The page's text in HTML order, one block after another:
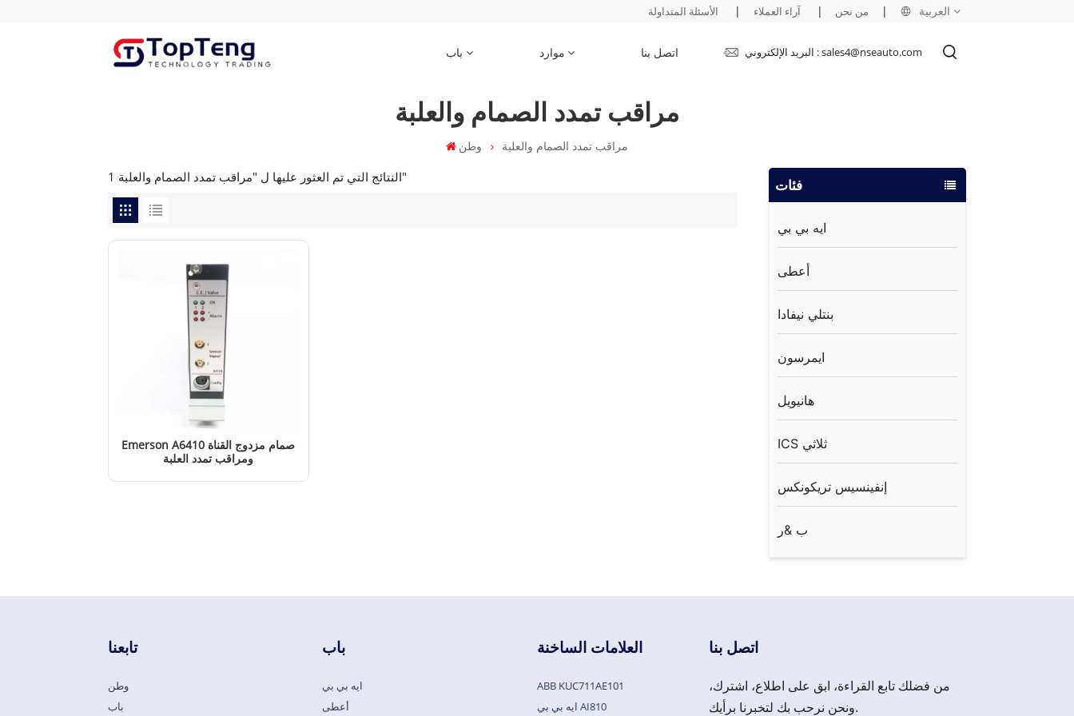
العربية من نحن | آراء العملاء | الأسئلة المتداولة |
باب موارد اتصل بنا البريد الإلكتروني : sales4@nseauto.com
مراقب تمدد الصمام والعلبة
وطن مراقب تمدد الصمام والعلبة
فئات
ايه بي بي
أعطى
بنتلي نيفادا
ايمرسون
هانيويل
ICS ثلاثي
إنفينسيس تريكونكس
ب &ر
1 النتائج التي تم العثور عليها ل "مراقب تمدد الصمام والعلبة"
Emerson A6410 صمام مزدوج القناة
ومراقب تمدد العلبة
تابعنا
وطن
باب
باب
ايه بي بي
أعطى
العلامات الساخنة
ABB KUC711AE101
ايه بي بي AI810
اتصل بنا
من فضلك تابع القراءة، ابق على اطلاع، اشترك،
ونحن نرحب بك لتخبرنا برأيك.